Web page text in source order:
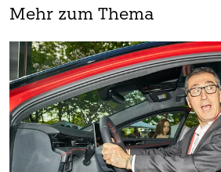
Mehr zum Thema